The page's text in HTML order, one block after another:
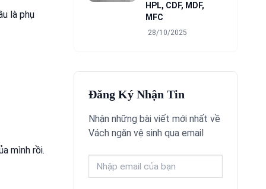
là phụ
mình rồi.
HPL, CDF, MDF,
MFC
28/10/2025
Đăng Ký Nhận Tin
Nhận những bài viết mới nhất về
Vách ngăn vệ sinh qua email